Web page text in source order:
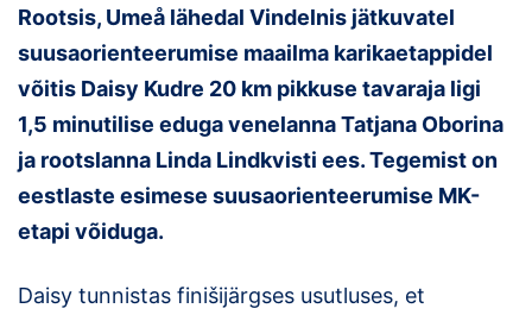
Rootsis, Umeå lähedal Vindelnis jätkuvatel
suusaorienteerumise maailma karikaetappidel
võitis Daisy Kudre 20 km pikkuse tavaraja ligi
1,5 minutilise eduga venelanna Tatjana Oborina
ja rootslanna Linda Lindkvisti ees. Tegemist on
eestlaste esimese suusaorienteerumise MK-
etapi võiduga.
Daisy tunnistas finišijärgses usutluses, et